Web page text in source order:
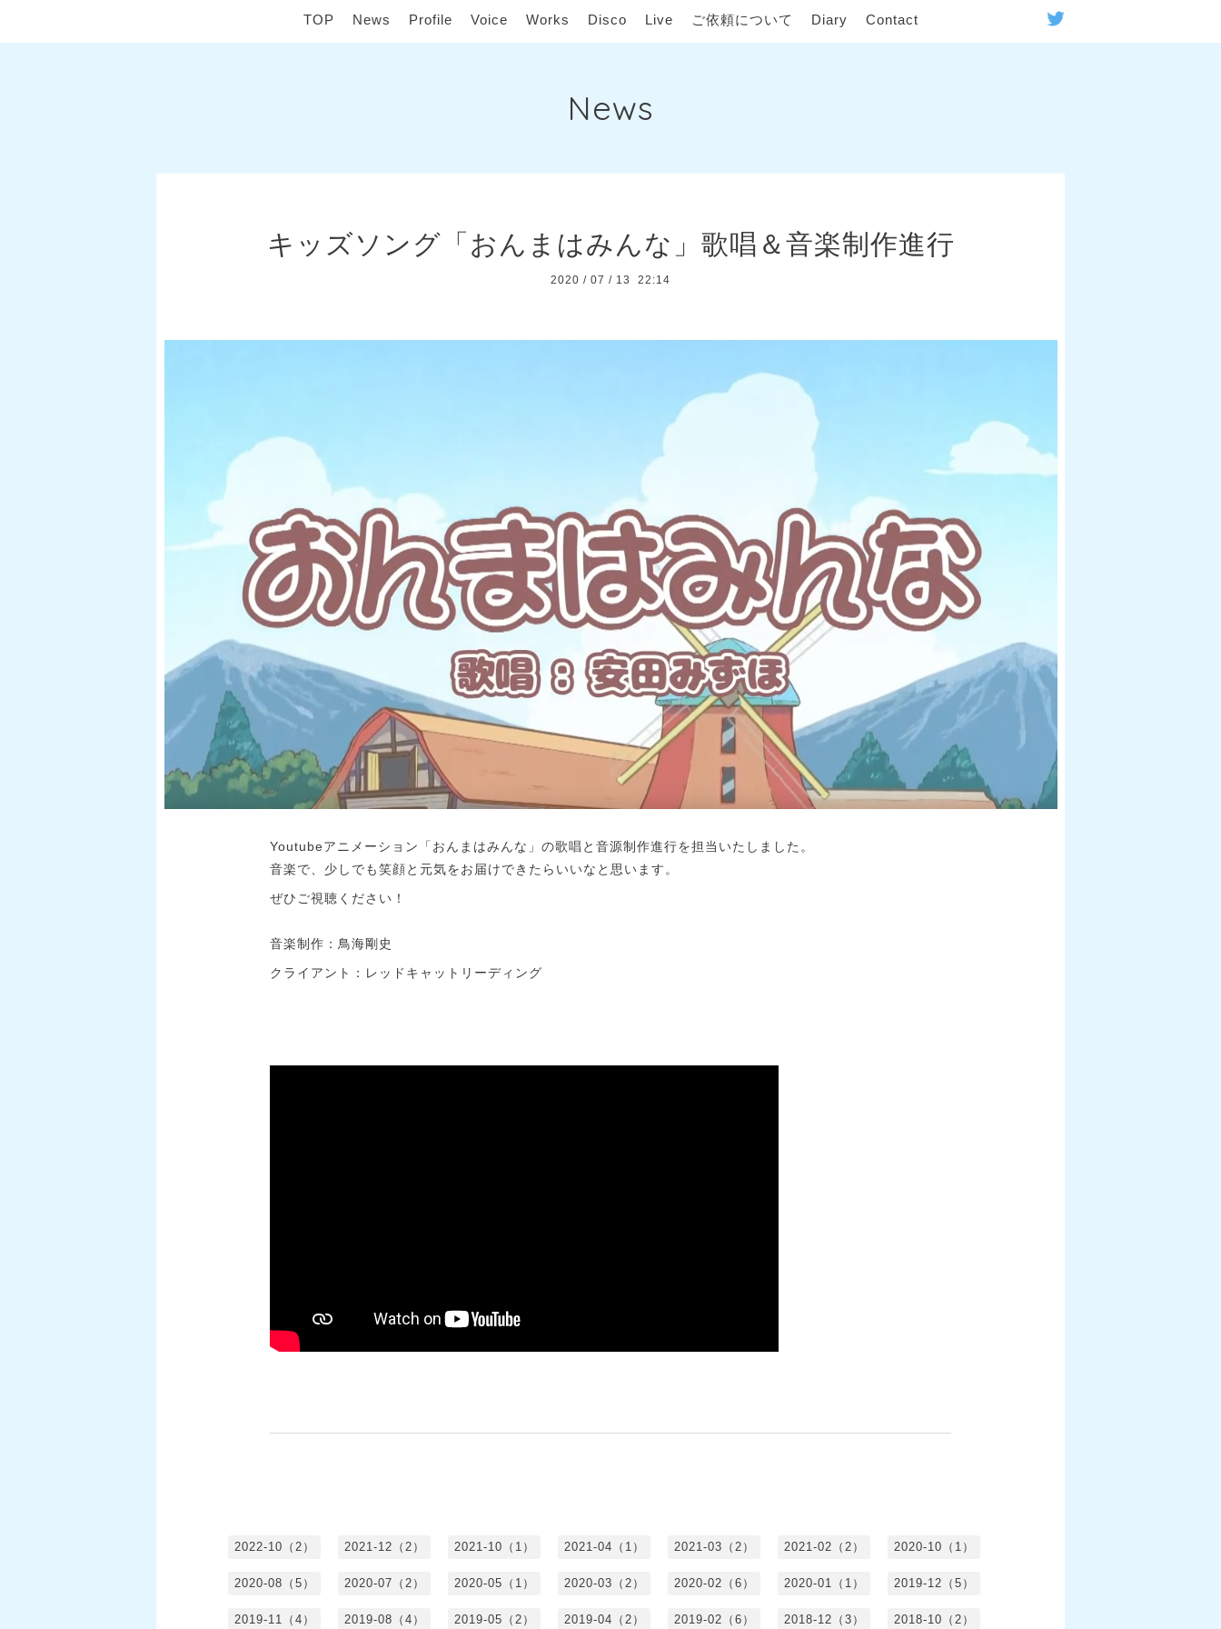
TOP News Profile Voice Works Disco Live ご依頼について Diary Contact
News
キッズソング「おんまはみんな」歌唱＆音楽制作進行
2020 / 07 / 13 22:14
Youtubeアニメーション「おんまはみんな」の歌唱と音源制作進行を担当いたしました。
音楽で、少しでも笑顔と元気をお届けできたらいいなと思います。
ぜひご視聴ください！
音楽制作：鳥海剛史
クライアント：レッドキャットリーディング
2022-10（2） 2021-12（2） 2021-10（1） 2021-04（1） 2021-03（2） 2021-02（2） 2020-10（1）
2020-08（5） 2020-07（2） 2020-05（1） 2020-03（2） 2020-02（6） 2020-01（1） 2019-12（5）
2019-11（4） 2019-08（4） 2019-05（2） 2019-04（2） 2019-02（6） 2018-12（3） 2018-10（2）